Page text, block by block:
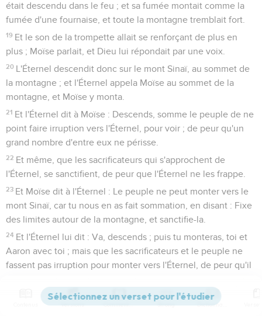
était descendu dans le feu ; et sa fumée montait comme la
fumée d'une fournaise, et toute la montagne tremblait fort.
19 Et le son de la trompette allait se renforçant de plus en
plus ; Moïse parlait, et Dieu lui répondait par une voix.
20 L'Éternel descendit donc sur le mont Sinaï, au sommet de
la montagne ; et l'Éternel appela Moïse au sommet de la
montagne, et Moïse y monta.
21 Et l'Éternel dit à Moïse : Descends, somme le peuple de ne
point faire irruption vers l'Éternel, pour voir ; de peur qu'un
grand nombre d'entre eux ne périsse.
22 Et même, que les sacrificateurs qui s'approchent de
l'Éternel, se sanctifient, de peur que l'Éternel ne les frappe.
23 Et Moïse dit à l'Éternel : Le peuple ne peut monter vers le
mont Sinaï, car tu nous en as fait sommation, en disant : Fixe
des limites autour de la montagne, et sanctifie-la.
24 Et l'Éternel lui dit : Va, descends ; puis tu monteras, toi et
Aaron avec toi ; mais que les sacrificateurs et le peuple ne
fassent pas irruption pour monter vers l'Éternel, de peur qu'il
Moïse donc descendit vers le peuple, et il le leur dit.
Versions Commentaires Strong